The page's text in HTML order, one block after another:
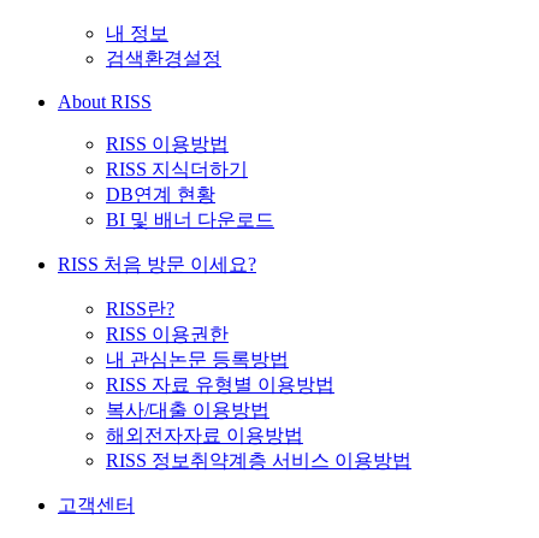
내 정보
검색환경설정
About RISS
RISS 이용방법
RISS 지식더하기
DB연계 현황
BI 및 배너 다운로드
RISS 처음 방문 이세요?
RISS란?
RISS 이용권한
내 관심논문 등록방법
RISS 자료 유형별 이용방법
복사/대출 이용방법
해외전자자료 이용방법
RISS 정보취약계층 서비스 이용방법
고객센터